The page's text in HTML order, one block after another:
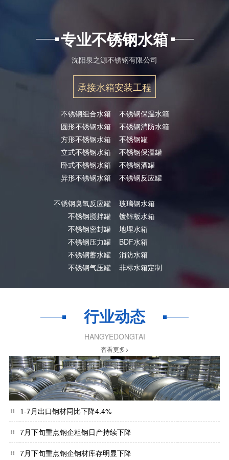
专业不锈钢水箱
沈阳泉之源不锈钢有限公司
承接水箱安装工程
不锈钢组合水箱
圆形不锈钢水箱
方形不锈钢水箱
立式不锈钢水箱
卧式不锈钢水箱
异形不锈钢水箱
不锈钢臭氧反应罐
不锈钢搅拌罐
不锈钢密封罐
不锈钢压力罐
不锈钢蓄水罐
不锈钢气压罐
不锈钢保温水箱
不锈钢消防水箱
不锈钢罐
不锈钢保温罐
不锈钢酒罐
不锈钢反应罐
玻璃钢水箱
镀锌板水箱
地埋水箱
BDF水箱
消防水箱
非标水箱定制
行业动态
HANGYEDONGTAI
杳看更多>
1-7月出口钢材同比下降4.4%
7月下旬重点钢企粗钢日产持续下降
7月下旬重点钢企钢材库存明显下降